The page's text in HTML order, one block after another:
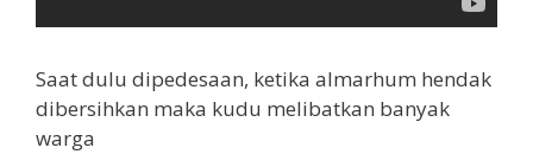
Saat dulu dipedesaan, ketika almarhum hendak
dibersihkan maka kudu melibatkan banyak
warga